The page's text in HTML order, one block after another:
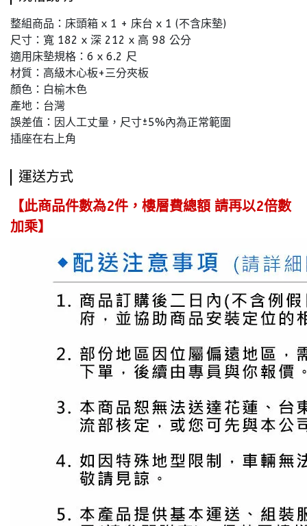
整組商品：床頭箱 x 1 + 床台 x 1 (不含床墊)
尺寸：寬 182 x 深 212 x 高 98 公分
適用床墊規格：6 x 6.2 尺
材質：高級木心板+三分夾板
顏色：白榆木色
產地：台灣
誤差值：因人工丈量，尺寸±5%內為正常範圍
插座在右上角
運送方式
【此商品件數為2件，樓層費總額 請再以2倍數
加乘】